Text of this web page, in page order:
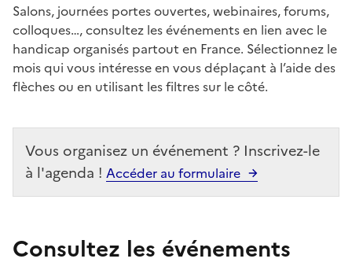
Salons, journées portes ouvertes, webinaires, forums,
colloques…, consultez les événements en lien avec le
handicap organisés partout en France. Sélectionnez le
mois qui vous intéresse en vous déplaçant à l’aide des
flèches ou en utilisant les filtres sur le côté.
Vous organisez un événement ? Inscrivez-le
à l'agenda ! Accéder au formulaire
Consultez les événements